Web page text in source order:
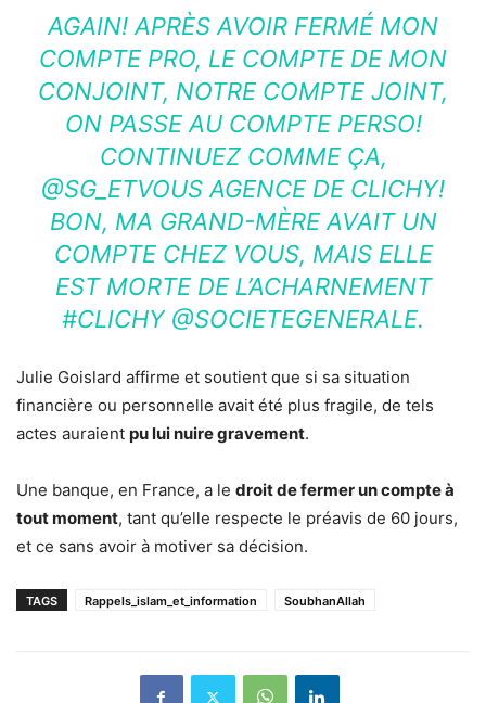
AGAIN! APRÈS AVOIR FERMÉ MON
COMPTE PRO, LE COMPTE DE MON
CONJOINT, NOTRE COMPTE JOINT,
ON PASSE AU COMPTE PERSO!
CONTINUEZ COMME ÇA,
@SG_ETVOUS AGENCE DE CLICHY!
BON, MA GRAND-MÈRE AVAIT UN
COMPTE CHEZ VOUS, MAIS ELLE
EST MORTE DE L’ACHARNEMENT
#CLICHY @SOCIETEGENERALE.
Julie Goislard affirme et soutient que si sa situation
financière ou personnelle avait été plus fragile, de tels
actes auraient pu lui nuire gravement.
Une banque, en France, a le droit de fermer un compte à
tout moment, tant qu’elle respecte le préavis de 60 jours,
et ce sans avoir à motiver sa décision.
TAGS Rappels_islam_et_information SoubhanAllah